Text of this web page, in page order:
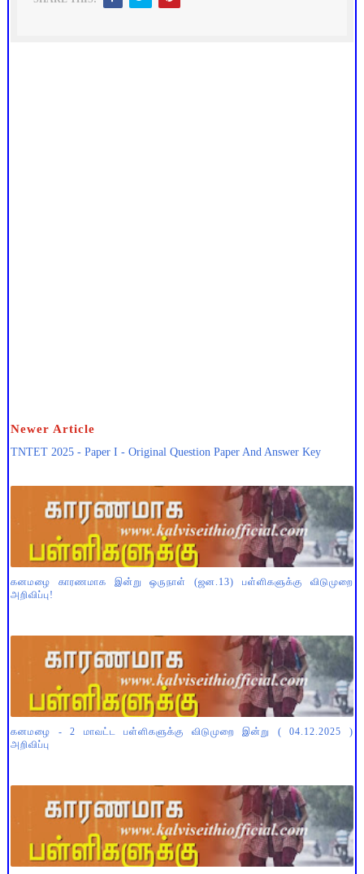
Newer Article
TNTET 2025 - Paper I - Original Question Paper And Answer Key
கனமழை காரணமாக இன்று ஒருநாள் (ஜன.13) பள்ளிகளுக்கு விடுமுறை
அறிவிப்பு!
கனமழை - 2 மாவட்ட பள்ளிகளுக்கு விடுமுறை இன்று ( 04.12.2025 )
அறிவிப்பு